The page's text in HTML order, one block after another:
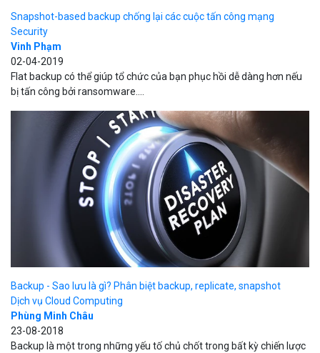
Snapshot-based backup chống lại các cuộc tấn công mạng
Security
Vinh Phạm
02-04-2019
Flat backup có thể giúp tổ chức của bạn phục hồi dễ dàng hơn nếu
bị tấn công bởi ransomware....
Backup - Sao lưu là gì? Phân biệt backup, replicate, snapshot
Dịch vụ Cloud Computing
Phùng Minh Châu
23-08-2018
Backup là một trong những yếu tố chủ chốt trong bất kỳ chiến lược